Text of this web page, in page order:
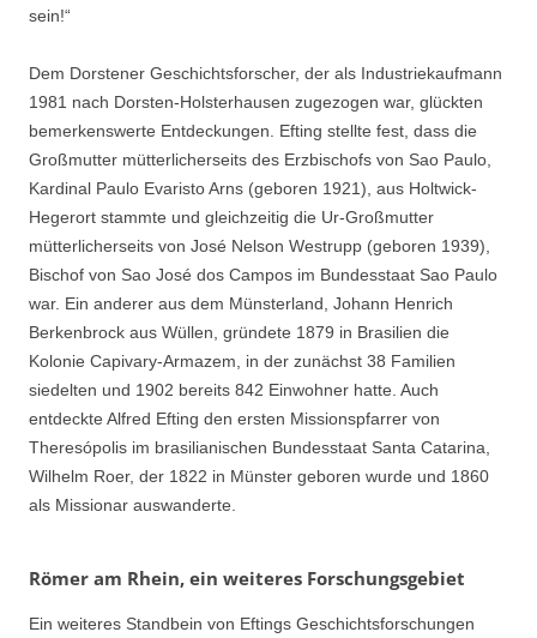
sein!“
Dem Dorstener Geschichtsforscher, der als Industriekaufmann
1981 nach Dorsten-Holsterhausen zugezogen war, glückten
bemerkenswerte Entdeckungen. Efting stellte fest, dass die
Großmutter mütterlicherseits des Erzbischofs von Sao Paulo,
Kardinal Paulo Evaristo Arns (geboren 1921), aus Holtwick-
Hegerort stammte und gleichzeitig die Ur-Großmutter
mütterlicherseits von José Nelson Westrupp (geboren 1939),
Bischof von Sao José dos Campos im Bundesstaat Sao Paulo
war. Ein anderer aus dem Münsterland, Johann Henrich
Berkenbrock aus Wüllen, gründete 1879 in Brasilien die
Kolonie Capivary-Armazem, in der zunächst 38 Familien
siedelten und 1902 bereits 842 Einwohner hatte. Auch
entdeckte Alfred Efting den ersten Missionspfarrer von
Theresópolis im brasilianischen Bundesstaat Santa Catarina,
Wilhelm Roer, der 1822 in Münster geboren wurde und 1860
als Missionar auswanderte.
Römer am Rhein, ein weiteres Forschungsgebiet
Ein weiteres Standbein von Eftings Geschichtsforschungen